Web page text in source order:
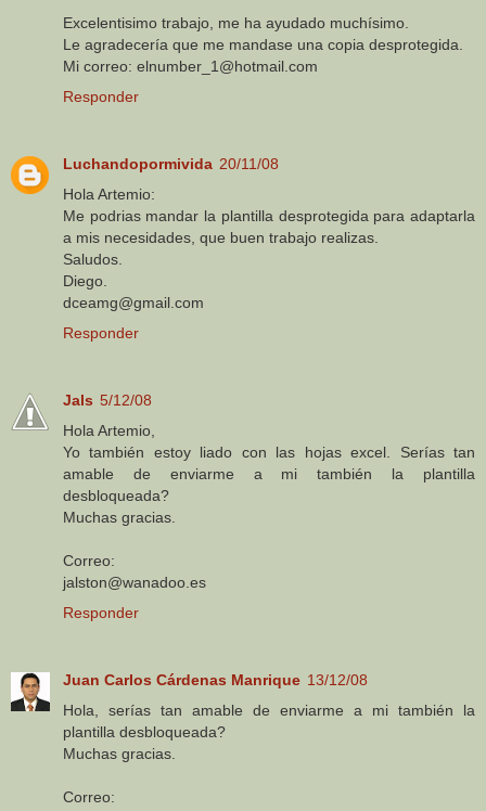
Excelentisimo trabajo, me ha ayudado muchísimo.
Le agradecería que me mandase una copia desprotegida.
Mi correo: elnumber_1@hotmail.com
Responder
Luchandopormivida 20/11/08
Hola Artemio:
Me podrias mandar la plantilla desprotegida para adaptarla
a mis necesidades, que buen trabajo realizas.
Saludos.
Diego.
dceamg@gmail.com
Responder
Jals 5/12/08
Hola Artemio,
Yo también estoy liado con las hojas excel. Serías tan
amable de enviarme a mi también la plantilla
desbloqueada?
Muchas gracias.
Correo:
jalston@wanadoo.es
Responder
Juan Carlos Cárdenas Manrique 13/12/08
Hola, serías tan amable de enviarme a mi también la
plantilla desbloqueada?
Muchas gracias.
Correo: